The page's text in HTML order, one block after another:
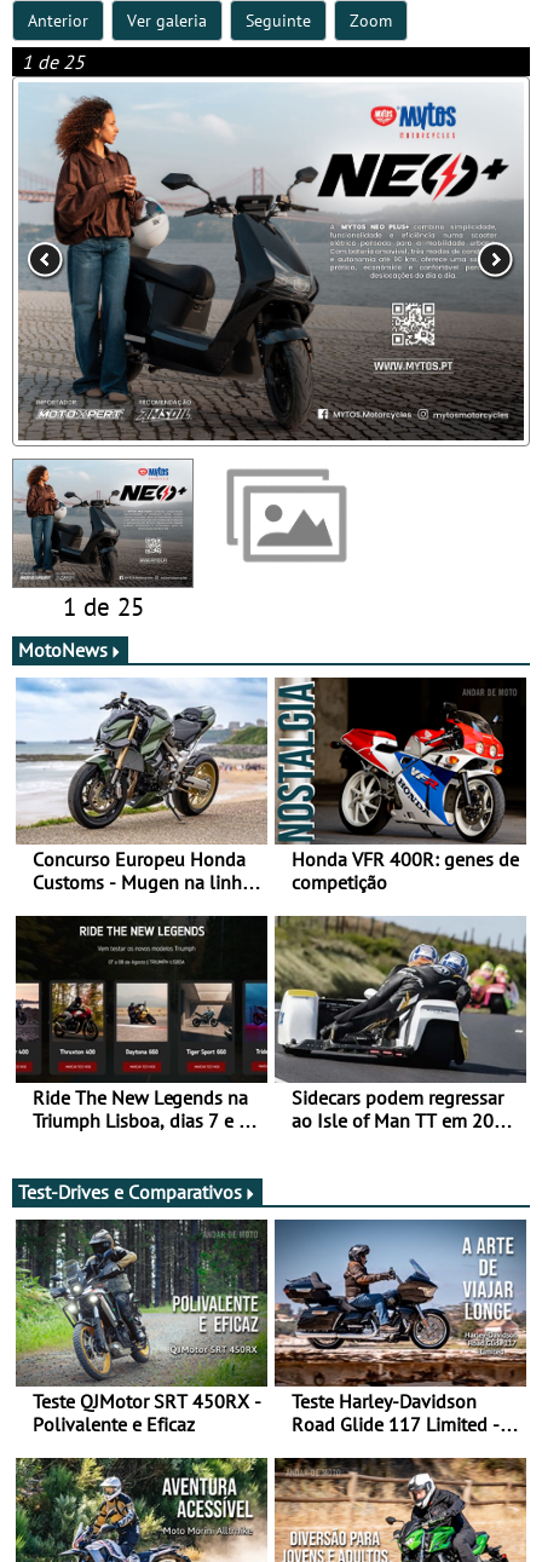
Anterior
Ver galeria Seguinte Zoom
1 de 25
1 de 25
MotoNews
Concurso Europeu Honda
Customs - Mugen na linha
ganhar
Honda VFR 400R: genes de
competição
Ride The New Legends na
Triumph Lisboa, dias 7 e 8
Sidecars podem regressar
ao Isle of Man TT em 2027
Test-Drives e Comparativos
Teste QJMotor SRT 450RX -
Polivalente e Eficaz
Teste Harley-Davidson
Road Glide 117 Limited - A